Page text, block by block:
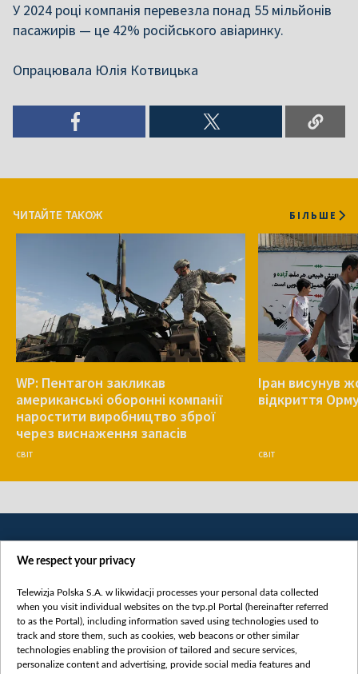
У 2024 році компанія перевезла понад 55 мільйонів
пасажирів — це 42% російського авіаринку.
Опрацювала Юлія Котвицька
ЧИТАЙТЕ ТАКОЖ БІЛЬШЕ
WP: Пентагон закликав
американські оборонні компанії
наростити виробництво зброї
через виснаження запасів
СВІТ
Іран висунув
відкриття
СВІТ
Категорії
Новини
We respect your privacy
Telewizja Polska S.A. w likwidacji processes your personal data collected
when you visit individual websites on the tvp.pl Portal (hereinafter referred
to as the Portal), including information saved using technologies used to
track and store them, such as cookies, web beacons or other similar
technologies enabling the provision of tailored and secure services,
personalize content and advertising, provide social media features and